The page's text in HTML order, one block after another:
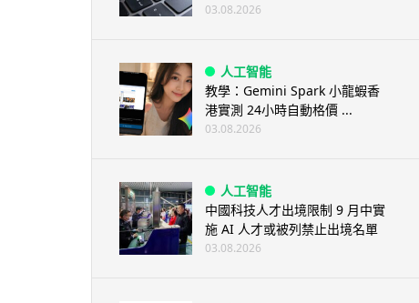
03.08.2026
人工智能
教學：Gemini Spark 小龍蝦香
港實測 24小時自動格價 ...
03.08.2026
人工智能
中國科技人才出境限制 9 月中實
施 AI 人才或被列禁止出境名單
03.08.2026